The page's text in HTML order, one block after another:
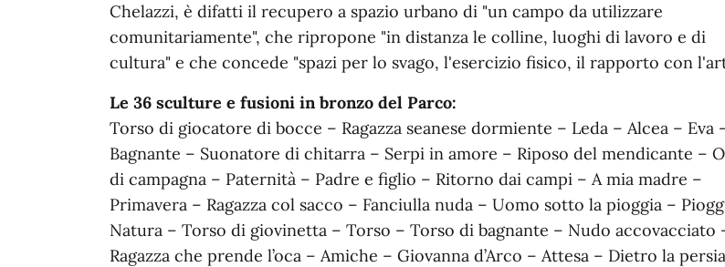
Chelazzi, è difatti il recupero a spazio urbano di "un campo da utilizzare
comunitariamente", che ripropone "in distanza le colline, luoghi di lavoro e di
cultura" e che concede "spazi per lo svago, l'esercizio fisico, il rapporto con
Le 36 sculture e fusioni in bronzo del Parco:
Torso di giocatore di bocce – Ragazza seanese dormiente – Leda – Alcea – Eva
Bagnante – Suonatore di chitarra – Serpi in amore – Riposo del mendicante –
di campagna – Paternità – Padre e figlio – Ritorno dai campi – A mia madre –
Primavera – Ragazza col sacco – Fanciulla nuda – Uomo sotto la pioggia –
Natura – Torso di giovinetta – Torso – Torso di bagnante – Nudo accovacciato
Ragazza che prende l’oca – Amiche – Giovanna d’Arco – Attesa – Dietro la